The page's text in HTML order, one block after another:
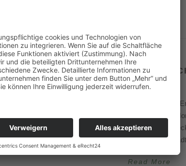
ZUR
2026
Triebwagen 332 auf einen Teil
nostalgischer
Einsteigen kann man an...
01. Juni 2026
2026
Vor 125 Jahren:
nach Buer und
von der
Read More